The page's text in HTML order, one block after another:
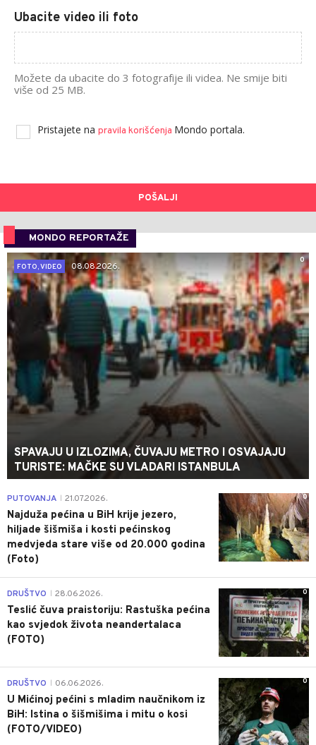
Ubacite video ili foto
Možete da ubacite do 3 fotografije ili videa. Ne smije biti
više od 25 MB.
Pristajete na pravila korišćenja Mondo portala.
POŠALJI
MONDO REPORTAŽE
0
FOTO, VIDEO
08.08.2026.
SPAVAJU U IZLOZIMA, ČUVAJU METRO I OSVAJAJU
TURISTE: MAČKE SU VLADARI ISTANBULA
0
PUTOVANJA 21.07.2026.
Najduža pećina u BiH krije jezero,
hiljade šišmiša i kosti pećinskog
medvjeda stare više od 20.000 godina
(Foto)
0
DRUŠTVO 28.06.2026.
Teslić čuva praistoriju: Rastuška pećina
kao svjedok života neandertalaca
(FOTO)
0
DRUŠTVO 06.06.2026.
U Mićinoj pećini s mladim naučnikom iz
BiH: Istina o šišmišima i mitu o kosi
(FOTO/VIDEO)